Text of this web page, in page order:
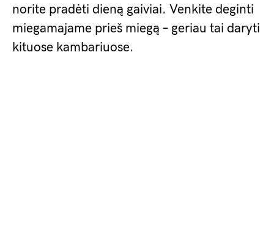
norite pradėti dieną gaiviai. Venkite deginti
miegamajame prieš miegą – geriau tai daryti
kituose kambariuose.